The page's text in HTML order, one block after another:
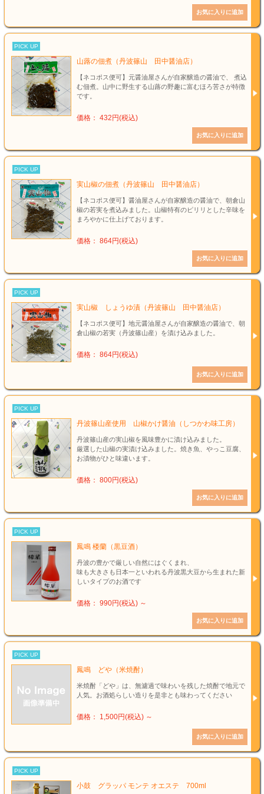
PICK UP
山蕗の佃煮（丹波篠山 田中醤油店）
【ネコポス便可】元醤油屋さんが自家醸造の醤油で、 煮込
む佃煮。山中に野生する山蕗の野趣に富むほろ苦さが特徴
です。
価格： 432円(税込)
PICK UP
実山椒の佃煮（丹波篠山 田中醤油店）
【ネコポス便可】醤油屋さんが自家醸造の醤油で、朝倉山
椒の若実を煮込みました。山椒特有のピリリとした辛味を
まろやかに仕上げております。
価格： 864円(税込)
PICK UP
実山椒 しょうゆ漬（丹波篠山 田中醤油店）
【ネコポス便可】地元醤油屋さんが自家醸造の醤油で、朝
倉山椒の若実（丹波篠山産）を漬け込みました。
価格： 864円(税込)
PICK UP
丹波篠山産使用 山椒かけ醤油（しつかわ味工房）
丹波篠山産の実山椒を風味豊かに漬け込みました。
厳選した山椒の実漬け込みました。焼き魚、やっこ豆腐、
お漬物がひと味違います。
価格： 800円(税込)
PICK UP
鳳鳴 楼蘭（黒豆酒）
丹波の豊かで厳しい自然にはぐくまれ、
味も大きさも日本一といわれる丹波黒大豆から生まれた新
しいタイプのお酒です
価格： 990円(税込) ～
PICK UP
鳳鳴 どや（米焼酎）
米焼酎「どや」は、無濾過で味わいを残した焼酎で地元で
人気。お酒処らしい造りを是非とも味わってください
価格： 1,500円(税込) ～
PICK UP
小鼓 グラッパ モンテ オエステ 700ml